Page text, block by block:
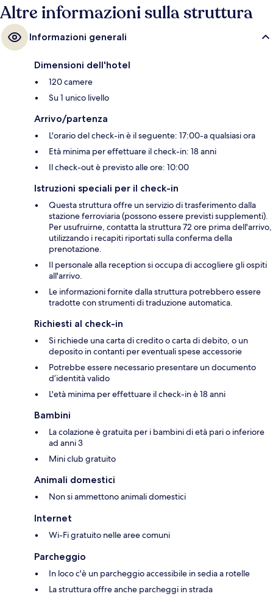
Altre informazioni sulla struttura
Informazioni generali
Dimensioni dell'hotel
120 camere
Su 1 unico livello
Arrivo/partenza
L'orario del check-in è il seguente: 17:00-a qualsiasi ora
Età minima per effettuare il check-in: 18 anni
Il check-out è previsto alle ore: 10:00
Istruzioni speciali per il check-in
Questa struttura offre un servizio di trasferimento dalla
stazione ferroviaria (possono essere previsti supplementi).
Per usufruirne, contatta la struttura 72 ore prima dell'arrivo,
utilizzando i recapiti riportati sulla conferma della
prenotazione.
Il personale alla reception si occupa di accogliere gli ospiti
all'arrivo.
Le informazioni fornite dalla struttura potrebbero essere
tradotte con strumenti di traduzione automatica.
Richiesti al check-in
Si richiede una carta di credito o carta di debito, o un
deposito in contanti per eventuali spese accessorie
Potrebbe essere necessario presentare un documento
d’identità valido
L'età minima per effettuare il check-in è 18 anni
Bambini
La colazione è gratuita per i bambini di età pari o inferiore
ad anni 3
Mini club gratuito
Animali domestici
Non si ammettono animali domestici
Internet
Wi-Fi gratuito nelle aree comuni
Parcheggio
In loco c'è un parcheggio accessibile in sedia a rotelle
La struttura offre anche parcheggi in strada